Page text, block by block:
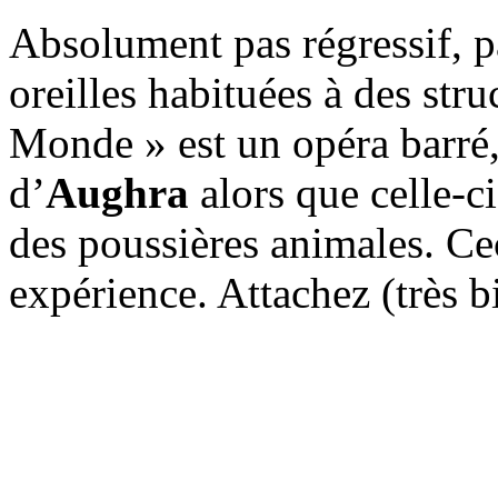
Absolument pas régressif,
oreilles habituées à des
Monde » est un opéra
d’Aughra alors que celle-
des poussières animales.
expérience. Attachez (très